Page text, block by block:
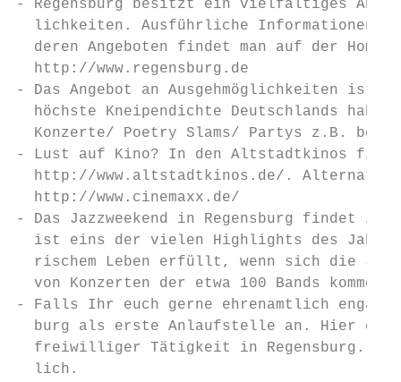
- Regensburg besitzt ein vielfältiges
lichkeiten. Ausführliche Informationen
deren Angeboten findet man auf der
  http://www.regensburg.de
- Das Angebot an Ausgehmöglichkeiten ist
  höchste Kneipendichte Deutschlands haben:
Konzerte/ Poetry Slams/ Partys z.B. bei
- Lust auf Kino? In den Altstadtkinos
http://www.altstadtkinos.de/.
  http://www.cinemaxx.de/
- Das Jazzweekend in Regensburg findet
ist eins der vielen Highlights des
rischem Leben erfüllt, wenn sich die
  von Konzerten der etwa 100 Bands kommen.
- Falls Ihr euch gerne ehrenamtlich
burg als erste Anlaufstelle an. Hier
freiwilliger Tätigkeit in Regensburg.
  lich.